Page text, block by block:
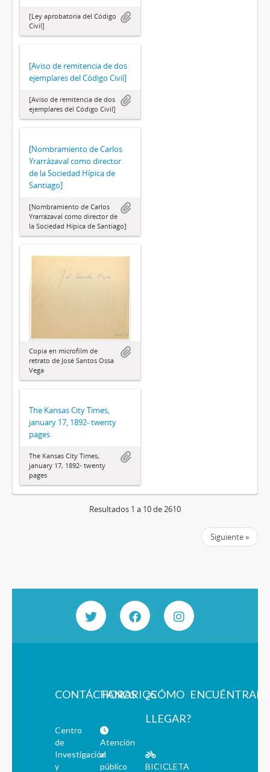
[Ley aprobatoria del Código
Civil]
[Aviso de remitencia de dos
ejemplares del Código Civil]
[Aviso de remitencia de dos
ejemplares del Código Civil]
[Nombramiento de Carlos
Yrarrázaval como director
de la Sociedad Hípica de
Santiago]
[Nombramiento de Carlos
Yrarrázaval como director de
la Sociedad Hípica de Santiago]
Copia en microfilm de
retrato de José Santos Ossa
Vega
The Kansas City Times,
january 17, 1892- twenty
pages
The Kansas City Times,
january 17, 1892- twenty
pages
Resultados 1 a 10 de 2610
Siguiente »
CONTÁCTANOS
Centro
de
Investigación
y
HORARIOS
Atención
al
público
¿CÓMO
LLEGAR?
BICICLETA